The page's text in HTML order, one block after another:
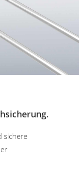
sichere